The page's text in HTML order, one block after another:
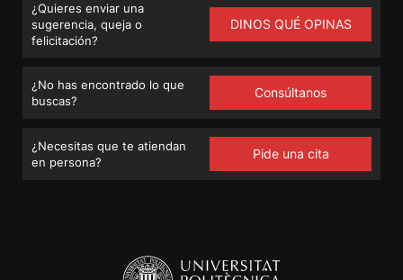
¿Quieres enviar una
sugerencia, queja o
felicitación?
DINOS QUÉ OPINAS
¿No has encontrado lo que
buscas?
Consúltanos
¿Necesitas que te atiendan
en persona?
Pide una cita